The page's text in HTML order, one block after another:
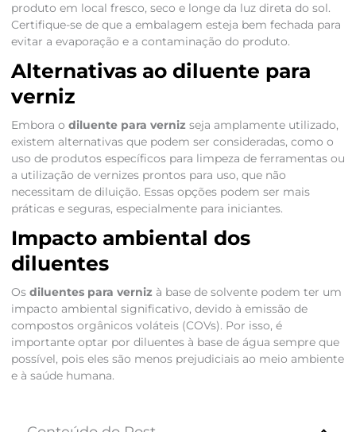
produto em local fresco, seco e longe da luz direta do sol.
Certifique-se de que a embalagem esteja bem fechada para
evitar a evaporação e a contaminação do produto.
Alternativas ao diluente para
verniz
Embora o diluente para verniz seja amplamente utilizado,
existem alternativas que podem ser consideradas, como o
uso de produtos específicos para limpeza de ferramentas ou
a utilização de vernizes prontos para uso, que não
necessitam de diluição. Essas opções podem ser mais
práticas e seguras, especialmente para iniciantes.
Impacto ambiental dos
diluentes
Os diluentes para verniz à base de solvente podem ter um
impacto ambiental significativo, devido à emissão de
compostos orgânicos voláteis (COVs). Por isso, é
importante optar por diluentes à base de água sempre que
possível, pois eles são menos prejudiciais ao meio ambiente
e à saúde humana.